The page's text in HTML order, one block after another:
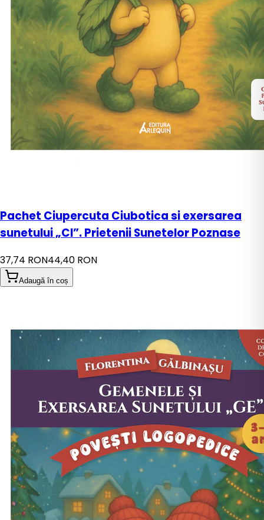
Pachet Ciupercuta Ciubotica si exersarea
sunetului „CI”. Prietenii Sunetelor Poznase
37,74 RON44,40 RON
Adaugă în coș